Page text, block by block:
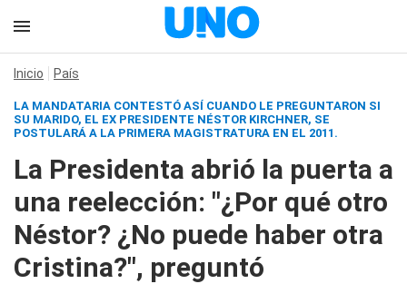
Inicio País
LA MANDATARIA CONTESTÓ ASÍ CUANDO LE PREGUNTARON SI
SU MARIDO, EL EX PRESIDENTE NÉSTOR KIRCHNER, SE
POSTULARÁ A LA PRIMERA MAGISTRATURA EN EL 2011.
La Presidenta abrió la puerta a
una reelección: "¿Por qué otro
Néstor? ¿No puede haber otra
Cristina?", preguntó